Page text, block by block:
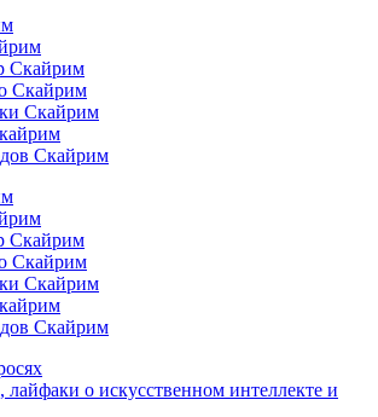
Скайрим
Скайрим
Скайрим
Скайрим
Скайрим
Скайрим
Скайрим
Скайрим
о искусственном интеллекте и